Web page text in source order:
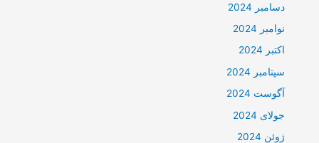
دسامبر 2024
نوامبر 2024
اکتبر 2024
سپتامبر 2024
آگوست 2024
جولای 2024
ژوئن 2024